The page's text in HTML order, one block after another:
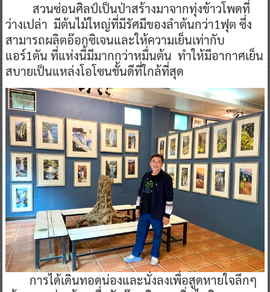
สวนซ่อนศิลป์เป็นป่าสร้างมาจากทุ่งข้าวโพดที่
ว่างเปล่า มีต้นไม้ใหญ่ที่มีรัศมีของลำต้นกว่า1ฟุต ซึ่ง
สามารถผลิตอ๊อกซิเจนและให้ความเย็นเท่ากับ
แอร์1ตัน ที่แห่งนี้มีมากกว่าหมื่นต้น ทำให้มีอากาศเย็น
สบายเป็นแหล่งโอโซนชั้นดีที่ใกล้ที่สุด
การได้เดินทอดน่องและนั่งลงเพื่อสูดหายใจลึกๆ